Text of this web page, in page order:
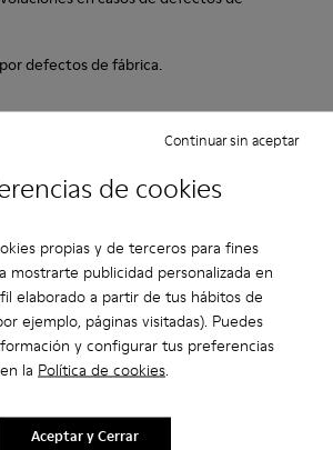
de cookies
propias y de terceros para fines
mostrarte publicidad personalizada en
elaborado a partir de tus hábitos de
ejemplo, páginas visitadas). Puedes
y configurar tus preferencias
en la Política de cookies.
Continuar sin aceptar
Aceptar y Cerrar
defectos de fábrica.
tienen una innovadora suela que
agarre. Ante suave y flexible.